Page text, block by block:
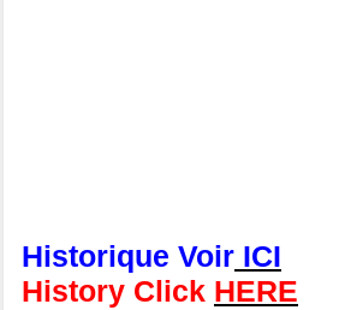
Historique Voir ICI
History Click HERE